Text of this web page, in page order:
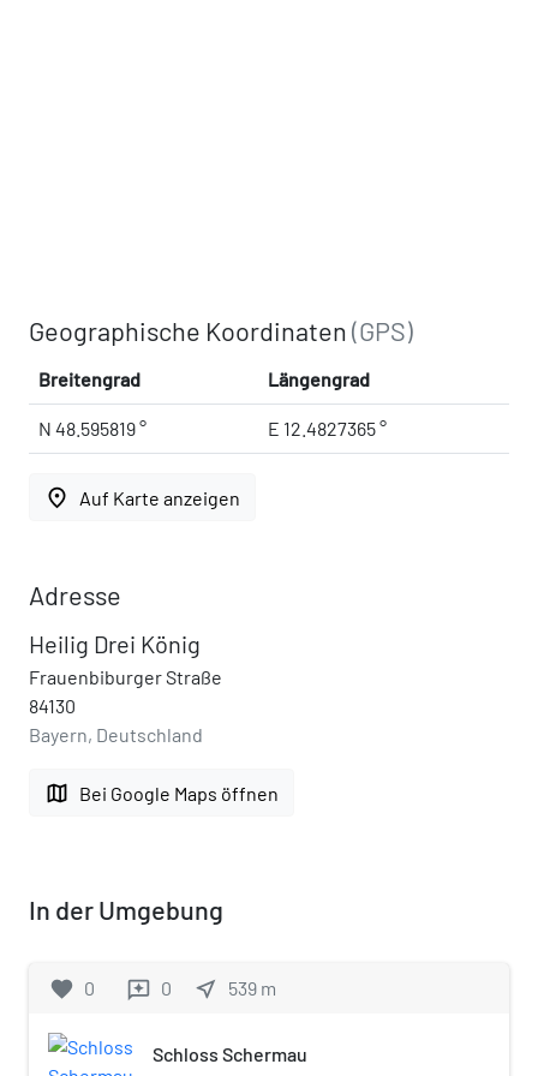
Geographische Koordinaten(GPS)
Breitengrad Längengrad
N 48.595819 ° E 12.4827365 °
place Auf Karte anzeigen
Adresse
Heilig Drei König
Frauenbiburger Straße
84130
Bayern, Deutschland
map Bei Google Maps öffnen
In der Umgebung
favorite 0 reviews 0 near_me 539 m
Schloss Schermau